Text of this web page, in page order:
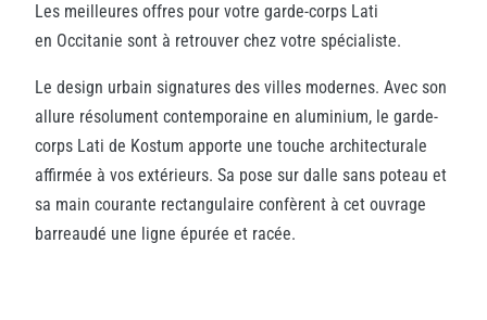
Les meilleures offres pour votre garde-corps Lati
en Occitanie sont à retrouver chez votre spécialiste.
Le design urbain signatures des villes modernes. Avec son
allure résolument contemporaine en aluminium, le garde-
corps Lati de Kostum apporte une touche architecturale
affirmée à vos extérieurs. Sa pose sur dalle sans poteau et
sa main courante rectangulaire confèrent à cet ouvrage
barreaudé une ligne épurée et racée.